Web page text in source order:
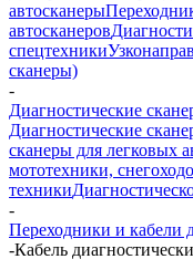
автосканеры
автосканеров
спецтехники
сканеры)
-
Диагностические
Диагностические
сканеры для легковых
мототехники,
техники
-
Переходники и кабели
-Кабель